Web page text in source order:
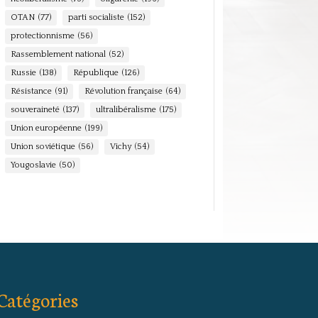
OTAN (77) parti socialiste (152)
protectionnisme (56)
Rassemblement national (52)
Russie (138) République (126)
Résistance (91) Révolution française (64)
souveraineté (137) ultralibéralisme (175)
Union européenne (199)
Union soviétique (56) Vichy (54)
Yougoslavie (50)